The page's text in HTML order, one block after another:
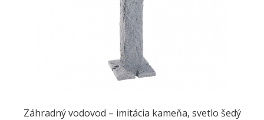
Záhradný vodovod – imitácia kameňa, svetlo šedý